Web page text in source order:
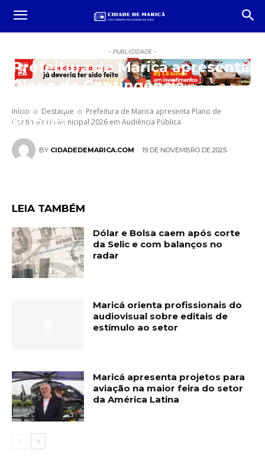
- PUBLICIDADE -
Início Destaque
Prefeitura de Maricá apresenta Plano de
Contingência Municipal 2026 em Audiência Pública
BY CIDADEDEMARICA.COM 19 DE NOVEMBRO DE 2025
Prefeitura de Maricá apresenta
Plano de Contingência
Municipal 2026 em Audiência
Pública
LEIA TAMBÉM
Dólar e Bolsa caem após corte
da Selic e com balanços no
radar
Maricá orienta profissionais do
audiovisual sobre editais de
estímulo ao setor
Maricá apresenta projetos para
aviação na maior feira do setor
da América Latina